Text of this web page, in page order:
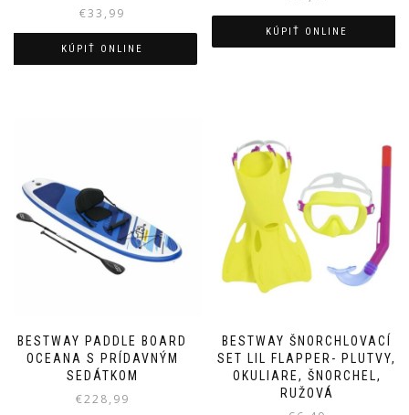
€33,99
KÚPIŤ ONLINE
KÚPIŤ ONLINE
BESTWAY PADDLE BOARD
OCEANA S PRÍDAVNÝM
SEDÁTKOM
€228,99
BESTWAY ŠNORCHLOVACÍ
SET LIL FLAPPER- PLUTVY,
OKULIARE, ŠNORCHEL,
RUŽOVÁ